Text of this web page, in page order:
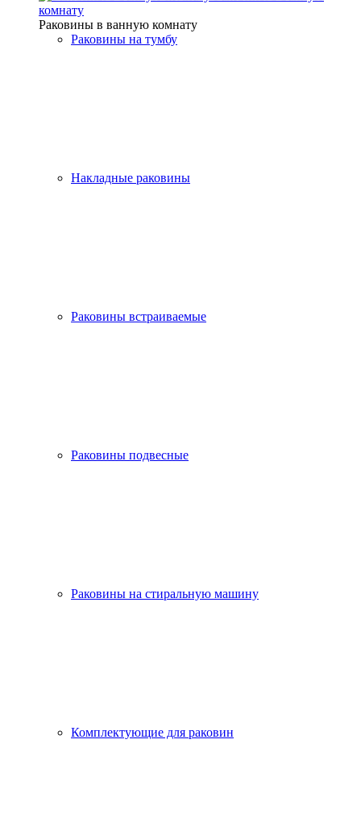
комнату
Раковины в ванную комнату
Раковины на тумбу
Накладные раковины
Раковины встраиваемые
Раковины подвесные
Раковины на стиральную машину
Комплектующие для раковин